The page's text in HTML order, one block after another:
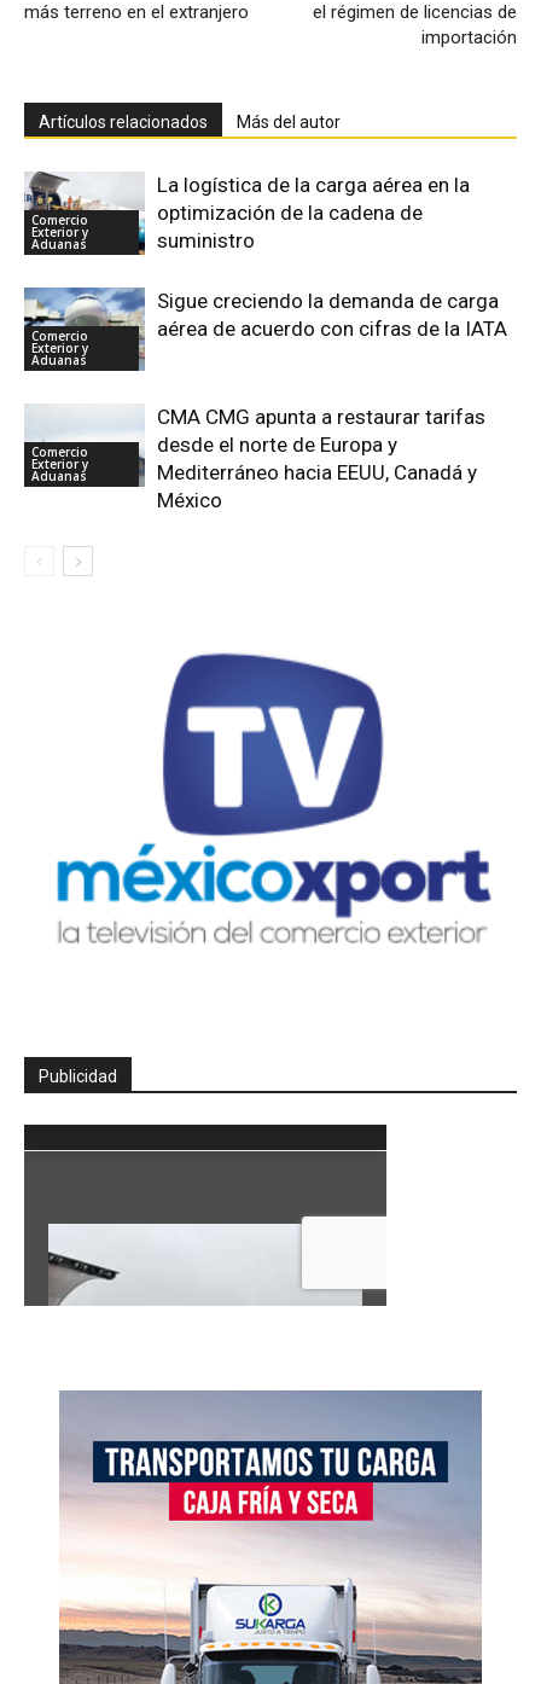
más terreno en el extranjero
el régimen de licencias de
importación
Artículos relacionados Más del autor
Comercio
Exterior y
Aduanas
La logística de la carga aérea en la
optimización de la cadena de
suministro
Comercio
Exterior y
Aduanas
Sigue creciendo la demanda de carga
aérea de acuerdo con cifras de la IATA
Comercio
Exterior y
Aduanas
CMA CMG apunta a restaurar tarifas
desde el norte de Europa y
Mediterráneo hacia EEUU, Canadá y
México
Publicidad